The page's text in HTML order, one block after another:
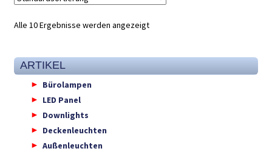
Alle 10 Ergebnisse werden angezeigt
ARTIKEL
Bürolampen
LED Panel
Downlights
Deckenleuchten
Außenleuchten